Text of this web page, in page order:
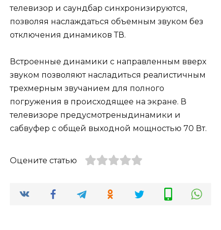
телевизор и саундбар синхронизируются,
позволяя наслаждаться объемным звуком без
отключения динамиков ТВ.
Встроенные динамики с направленным вверх
звуком позволяют насладиться реалистичным
трехмерным звучанием для полного
погружения в происходящее на экране. В
телевизоре предусмотреныдинамики и
сабвуфер с общей выходной мощностью 70 Вт.
Оцените статью